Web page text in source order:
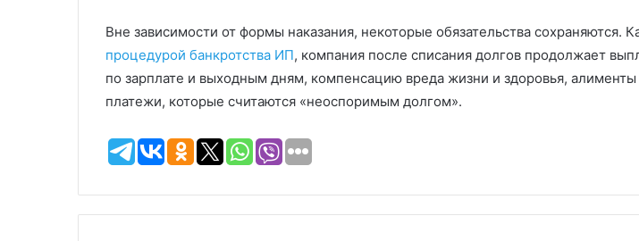
Вне зависимости от формы наказания, некоторые обязательства сохраняются.
процедурой банкротства ИП, компания после списания долгов продолжает
по зарплате и выходным дням, компенсацию вреда жизни и здоровья,
платежи, которые считаются «неоспоримым долгом».